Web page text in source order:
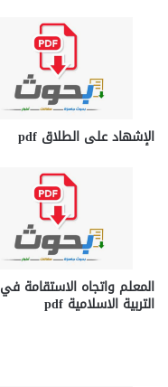
الإشهاد على الطلاق pdf
المعلم واتجاه الاستقامة في
التربية الاسلامية pdf